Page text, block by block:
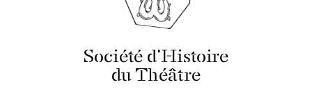
Société d'Histoire
du Théâtre